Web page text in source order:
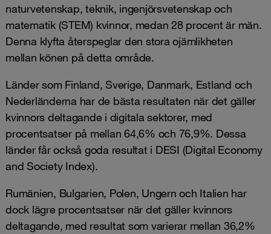
naturvetenskap, teknik, ingenjörsvetenskap och
matematik (STEM) kvinnor, medan 28 procent är män.
Denna klyfta återspeglar den stora ojämlikheten
mellan könen på detta område.
Länder som Finland, Sverige, Danmark, Estland och
Nederländerna har de bästa resultaten när det gäller
kvinnors deltagande i digitala sektorer, med
procentsatser på mellan 64,6% och 76,9%. Dessa
länder får också goda resultat i DESI (Digital Economy
and Society Index).
Rumänien, Bulgarien, Polen, Ungern och Italien har
dock lägre procentsatser när det gäller kvinnors
deltagande, med resultat som varierar mellan 36,2%